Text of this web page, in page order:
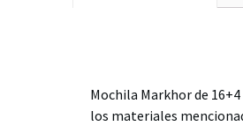
Mochila Markhor de
los materiales